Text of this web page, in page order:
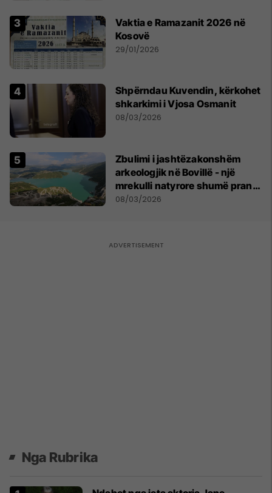
Vaktia e Ramazanit 2026 në
Kosovë
29/01/2026
Shpërndau Kuvendin, kërkohet
shkarkimi i Vjosa Osmanit
08/03/2026
Zbulimi i jashtëzakonshëm
arkeologjik në Bovillë - një
mrekulli natyrore shumë pranë
Tiranës
08/03/2026
Nga Rubrika